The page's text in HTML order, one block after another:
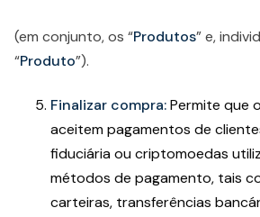
(em conjunto, os “Produtos” e,
“Produto”).
Finalizar compra:Permite que
aceitem pagamentos de
fiduciária ou criptomoedas
métodos de pagamento, tais
carteiras, transferências